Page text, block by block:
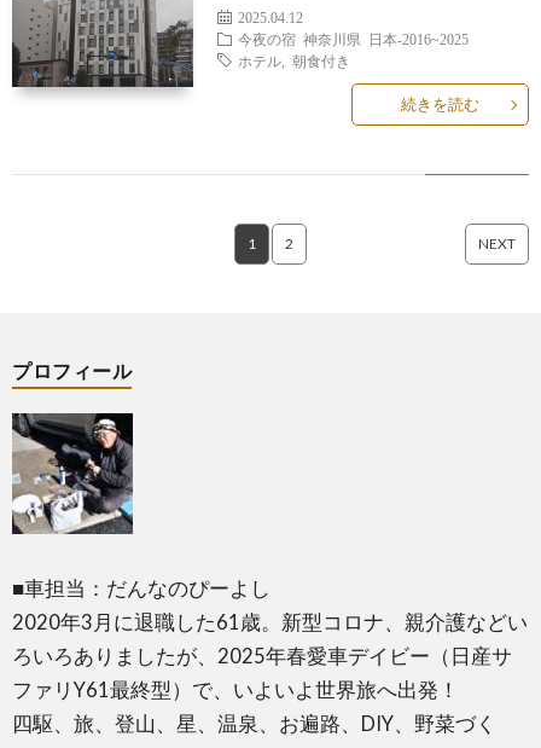
2025.04.12
今夜の宿 神奈川県
日本-2016~2025
ホテル, 朝食付き
続きを読む
1 2 NEXT
プロフィール
■車担当：だんなのぴーよし
2020年3月に退職した61歳。新型コロナ、親介護などい
ろいろありましたが、2025年春愛車デイビー（日産サ
ファリY61最終型）で、いよいよ世界旅へ出発！
四駆、旅、登山、星、温泉、お遍路、DIY、野菜づく